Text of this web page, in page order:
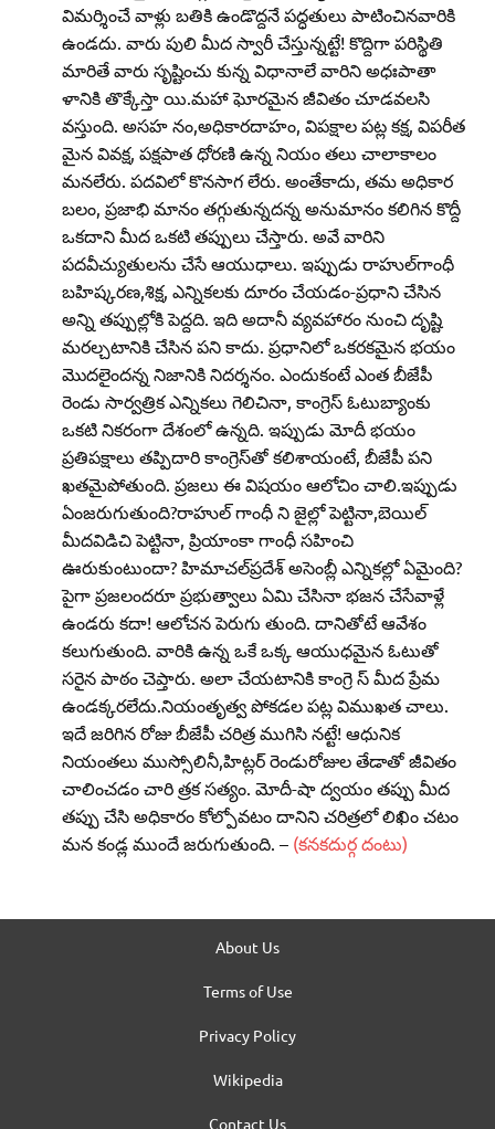
విమర్శించే వాళ్లు బతికి ఉండొద్దనే పద్ధతులు పాటించినవారికి
ఉండదు. వారు పులి మీద స్వారీ చేస్తున్నట్టే! కొద్దిగా పరిస్థితి
మారితే వారు సృష్టించు కున్న విధానాలే వారిని అధఃపాతా
ళానికి తొక్కేస్తా యి.మహా ఘోరమైన జీవితం చూడవలసి
వస్తుంది. అసహ నం,అధికారదాహం, విపక్షాల పట్ల కక్ష, విపరీత
మైన వివక్ష, పక్షపాత ధోరణి ఉన్న నియం తలు చాలాకాలం
మనలేరు. పదవిలో కొనసాగ లేరు. అంతేకాదు, తమ అధికార
బలం, ప్రజాభి మానం తగ్గుతున్నదన్న అనుమానం కలిగిన కొద్దీ
ఒకదాని మీద ఒకటి తప్పులు చేస్తారు. అవే వారిని
పదవీచ్యుతులను చేసే ఆయుధాలు. ఇప్పుడు రాహుల్‌గాంధీ
బహిష్కరణ,శిక్ష, ఎన్నికలకు దూరం చేయడం-ప్రధాని చేసిన
అన్ని తప్పుల్లోకి పెద్దది. ఇది అదానీ వ్యవహారం నుంచి దృష్టి
మరల్చటానికి చేసిన పని కాదు. ప్రధానిలో ఒకరకమైన భయం
మొదలైందన్న నిజానికి నిదర్శనం. ఎందుకంటే ఎంత బీజేపీ
రెండు సార్వత్రిక ఎన్నికలు గెలిచినా, కాంగ్రెస్‌ ఓటుబ్యాంకు
ఒకటి నికరంగా దేశంలో ఉన్నది. ఇప్పుడు మోదీ భయం
ప్రతిపక్షాలు తప్పిదారి కాంగ్రెస్‌తో కలిశాయంటే, బీజేపీ పని
ఖతమైపోతుంది. ప్రజలు ఈ విషయం ఆలోచిం చాలి.ఇప్పుడు
ఏంజరుగుతుంది?రాహుల్‌ గాంధీ ని జైల్లో పెట్టినా,బెయిల్‌
మీదవిడిచి పెట్టినా, ప్రియాంకా గాంధీ సహించి
ఊరుకుంటుందా? హిమాచల్‌ప్రదేశ్‌ అసెంబ్లీ ఎన్నికల్లో ఏమైంది?
పైగా ప్రజలందరూ ప్రభుత్వాలు ఏమి చేసినా భజన చేసేవాళ్లే
ఉండరు కదా! ఆలోచన పెరుగు తుంది. దానితోటే ఆవేశం
కలుగుతుంది. వారికి ఉన్న ఒకే ఒక్క ఆయుధమైన ఓటుతో
సరైన పాఠం చెప్తారు. అలా చేయటానికి కాంగ్రె స్‌ మీద ప్రేమ
ఉండక్కరలేదు.నియంతృత్వ పోకడల పట్ల విముఖత చాలు.
ఇదే జరిగిన రోజు బీజేపీ చరిత్ర ముగిసి నట్టే! ఆధునిక
నియంతలు ముస్సోలినీ,హిట్లర్‌ రెండురోజుల తేడాతో జీవితం
చాలించడం చారి త్రక సత్యం. మోదీ-షా ద్వయం తప్పు మీద
తప్పు చేసి అధికారం కోల్పోవటం దానిని చరిత్రలో లిఖిం చటం
మన కండ్ల ముందే జరుగుతుంది. – (కనకదుర్గ దంటు)
About Us
Terms of Use
Privacy Policy
Wikipedia
Contact Us